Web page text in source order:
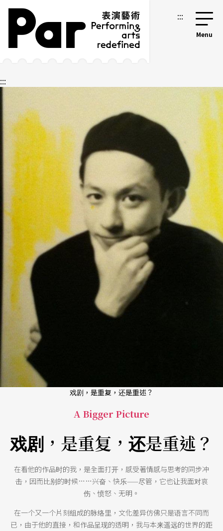
跳到主要内容区块
网站导览 :::
:::
戏剧，是重复，还是重述？
A Bigger Picture
戏剧，是重复，还是重述？
在看他的作品时的我，是全面打开，感受著情感与思考的同步冲
击，因而比别的时候……兴奋、快乐——尽管，它也让我面对哀
伤、愤怒、无明。
在一个又一个片刻组成的脉络里，文化差异仿佛只是语言不同而
已，由于他的直接，和作品呈现的透明，我与本来遥远的世界的距